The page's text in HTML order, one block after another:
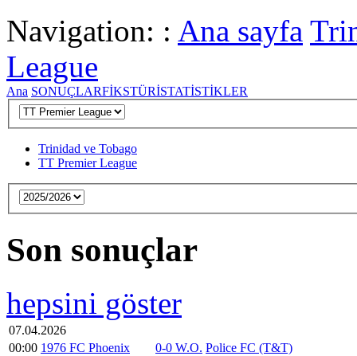
Navigation: : Ana sayfa
League
Ana SONUÇLARFİKSTÜRİSTATİSTİKLER
Trinidad ve Tobago
TT Premier League
Son sonuçlar
hepsini göster
07.04.2026
00:00 1976 FC Phoenix 0-0 W.O. Police FC (T&T)